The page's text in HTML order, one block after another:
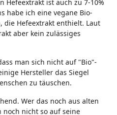
Hefeextrakt ist auch zu 7-10%
habe ich eine vegane Bio-
die Hefeextrakt enthielt. Laut
aber kein zulässiges
man sich nicht auf "Bio"-
Hersteller das Siegel
zu täuschen.
Wer das noch aus alten
noch nicht so auf seine